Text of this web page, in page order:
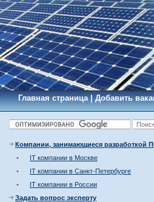
Главная страница|Добавить
Компании, занимающиеся разработкой
•
IT компании в Москве
•
IT компании в Санкт-Петербурге
•
IT компании в России
Задать вопрос эксперту